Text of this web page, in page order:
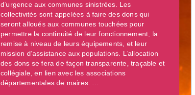
d’urgence aux communes sinistrées. Les
collectivités sont appelées à faire des dons qui
seront alloués aux communes touchées pour
permettre la continuité de leur fonctionnement, la
remise à niveau de leurs équipements, et leur
mission d’assistance aux populations. L’allocation
des dons se fera de façon transparente, traçable et
collégiale, en lien avec les associations
départementales de maires. ...